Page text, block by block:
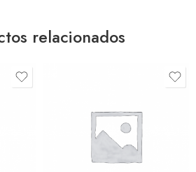
relacionados